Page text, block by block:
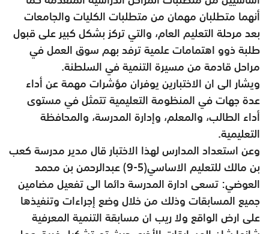
أنهما متطلبان مهمان من متطلبات الكليات والجامعات
بعد مرحلة التعليم العام، والتي تركز بشكل كبير على قبول
طلبة ذوو اهتمامات علمية ترفد بهم سوق العمل في
مراحل قادمة من مسيرة التنمية في السلطنة.
ويشار الى ان الاختبارين يوفران مؤشرات مهمة عن أداء
عدة جهات في المنظومة التعليمية تتمثل في مستوى
أداء الطالب، والمعلم، وإدارة المدرسة، والمحافظة
التعليمية.
وعن استعداد المدارس لهذا الاختبار قال مدير مدرسة كعب
بن مالك للتعليم الاساسي(5-9) عبدالرحمن بن محمد
العوضي: تسعى ادارة المدرسة دائما الى تفعيل مضامين
جميع المسابقات وذلك من خلال وضع إجراءات وتنفيذها
على ارض الواقع ولا ريب ان مسابقة التنمية المعرفية